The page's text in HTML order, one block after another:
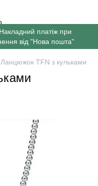
платіж при
від "Нова пошта"
Ланцюжок TFN з кульками